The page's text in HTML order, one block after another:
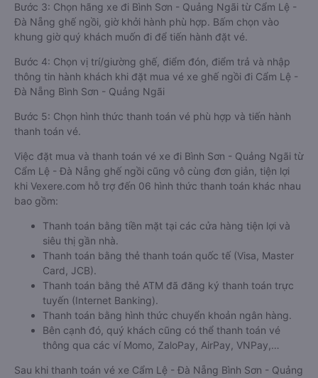
Bước 3: Chọn hãng xe đi Bình Sơn - Quảng Ngãi từ Cẩm Lệ -
Đà Nẵng ghế ngồi, giờ khởi hành phù hợp. Bấm chọn vào
khung giờ quý khách muốn đi để tiến hành đặt vé.
Bước 4: Chọn vị trí/giường ghế, điểm đón, điểm trả và nhập
thông tin hành khách khi đặt mua vé xe ghế ngồi đi Cẩm Lệ -
Đà Nẵng Bình Sơn - Quảng Ngãi
Bước 5: Chọn hình thức thanh toán vé phù hợp và tiến hành
thanh toán vé.
Việc đặt mua và thanh toán vé xe đi Bình Sơn - Quảng Ngãi từ
Cẩm Lệ - Đà Nẵng ghế ngồi cũng vô cùng đơn giản, tiện lợi
khi Vexere.com hỗ trợ đến 06 hình thức thanh toán khác nhau
bao gồm:
Thanh toán bằng tiền mặt tại các cửa hàng tiện lợi và
siêu thị gần nhà.
Thanh toán bằng thẻ thanh toán quốc tế (Visa, Master
Card, JCB).
Thanh toán bằng thẻ ATM đã đăng ký thanh toán trực
tuyến (Internet Banking).
Thanh toán bằng hình thức chuyển khoản ngân hàng.
Bên cạnh đó, quý khách cũng có thể thanh toán vé
thông qua các ví Momo, ZaloPay, AirPay, VNPay,…
Sau khi thanh toán vé xe Cẩm Lệ - Đà Nẵng Bình Sơn - Quảng